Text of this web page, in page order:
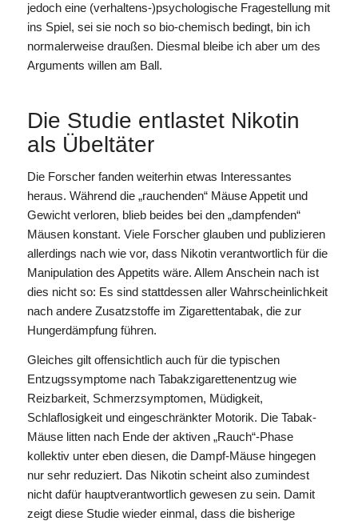
jedoch eine (verhaltens-)psychologische Fragestellung mit
ins Spiel, sei sie noch so bio-chemisch bedingt, bin ich
normalerweise draußen. Diesmal bleibe ich aber um des
Arguments willen am Ball.
Die Studie entlastet Nikotin
als Übeltäter
Die Forscher fanden weiterhin etwas Interessantes
heraus. Während die „rauchenden“ Mäuse Appetit und
Gewicht verloren, blieb beides bei den „dampfenden“
Mäusen konstant. Viele Forscher glauben und publizieren
allerdings nach wie vor, dass Nikotin verantwortlich für die
Manipulation des Appetits wäre. Allem Anschein nach ist
dies nicht so: Es sind stattdessen aller Wahrscheinlichkeit
nach andere Zusatzstoffe im Zigarettentabak, die zur
Hungerdämpfung führen.
Gleiches gilt offensichtlich auch für die typischen
Entzugssymptome nach Tabakzigarettenentzug wie
Reizbarkeit, Schmerzsymptomen, Müdigkeit,
Schlaflosigkeit und eingeschränkter Motorik. Die Tabak-
Mäuse litten nach Ende der aktiven „Rauch“-Phase
kollektiv unter eben diesen, die Dampf-Mäuse hingegen
nur sehr reduziert. Das Nikotin scheint also zumindest
nicht dafür hauptverantwortlich gewesen zu sein. Damit
zeigt diese Studie wieder einmal, dass die bisherige